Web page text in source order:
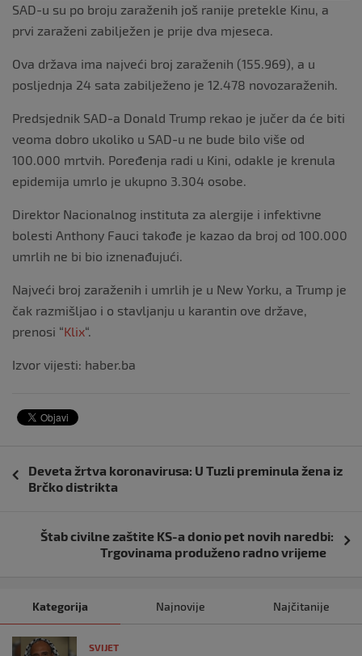
SAD-u su po broju zaraženih još ranije pretekle Kinu, a
prvi zaraženi zabilježen je prije dva mjeseca.
Ova država ima najveći broj zaraženih (155.969), a u
posljednja 24 sata zabilježeno je 12.478 novozaraženih.
Predsjednik SAD-a Donald Trump rekao je jučer da će biti
veoma dobro ukoliko u SAD-u ne bude bilo više od
100.000 mrtvih. Poređenja radi u Kini, odakle je krenula
epidemija umrlo je ukupno 3.304 osobe.
Direktor Nacionalnog instituta za alergije i infektivne
bolesti Anthony Fauci takođe je kazao da broj od 100.000
umrlih ne bi bio iznenađujući.
Najveći broj zaraženih i umrlih je u New Yorku, a Trump je
čak razmišljao i o stavljanju u karantin ove države,
prenosi “Klix“.
Izvor vijesti: haber.ba
objava
Deveta žrtva koronavirusa: U Tuzli preminula žena iz
Brčko distrikta
Štab civilne zaštite KS-a donio pet novih naredbi:
Trgovinama produženo radno vrijeme
Kategorija Najnovije Najčitanije
SVIJET